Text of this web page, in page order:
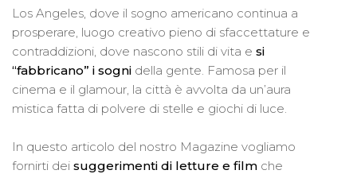
Los Angeles, dove il sogno americano continua a
prosperare, luogo creativo pieno di sfaccettature e
contraddizioni, dove nascono stili di vita e si
“fabbricano” i sogni della gente. Famosa per il
cinema e il glamour, la città è avvolta da un’aura
mistica fatta di polvere di stelle e giochi di luce.
In questo articolo del nostro Magazine vogliamo
fornirti dei suggerimenti di letture e film che